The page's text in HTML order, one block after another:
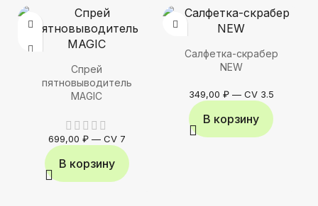
Спрей
пятновыводитель
MAGIC
699,00 ₽— CV 7
В корзину
Салфетка-скрабер
NEW
349,00 ₽— CV 3.5
В корзину